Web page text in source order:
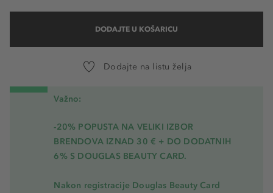
DODAJTE U KOŠARICU
Dodajte na listu želja
Važno:
-20% POPUSTA NA VELIKI IZBOR
BRENDOVA IZNAD 30 € + DO DODATNIH
6% S DOUGLAS BEAUTY CARD.
Nakon registracije Douglas Beauty Card